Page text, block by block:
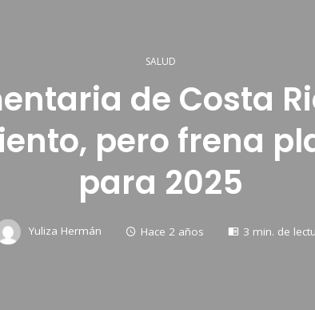
SALUD
de Costa
pero frena
para 2025
Yuliza Hermán Hace 2 años 3 min. de